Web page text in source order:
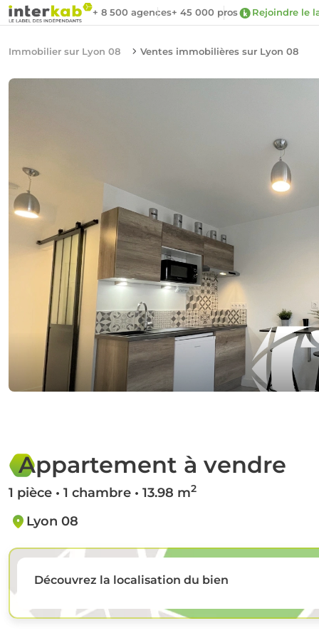
+ 8 500 agences+ 45 000 pros Rejoindre le
Immobilier sur Lyon 08 Ventes immobilières sur Lyon 08
Appartement à vendre
1 pièce • 1 chambre • 13.98 m2
Lyon 08
Découvrez la localisation du bien